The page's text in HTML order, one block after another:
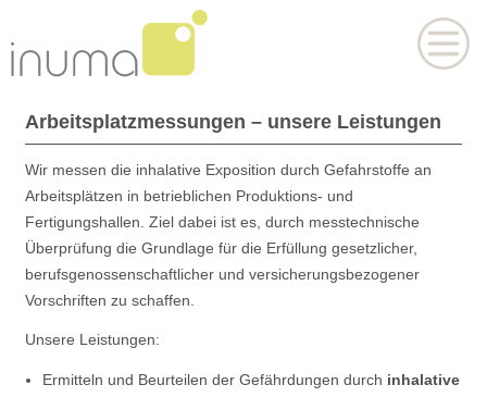
Arbeitsplatzmessungen – unsere Leistungen
Wir messen die inhalative Exposition durch Gefahrstoffe an
Arbeitsplätzen in betrieblichen Produktions- und
Fertigungshallen. Ziel dabei ist es, durch messtechnische
Überprüfung die Grundlage für die Erfüllung gesetzlicher,
berufsgenossenschaftlicher und versicherungsbezogener
Vorschriften zu schaffen.
Unsere Leistungen:
Ermitteln und Beurteilen der Gefährdungen durch inhalative